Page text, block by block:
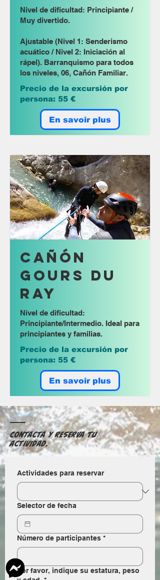
Nivel de dificultad: Principiante /
Muy divertido.
Ajustable (Nivel 1: Senderismo
acuático / Nivel 2: Iniciación al
rápel). Barranquismo para todos
los niveles, 06, Cañón Familiar.
Precio de la excursión por
persona: 55 €
En savoir plus
Cañón
Gours du
Ray
Nivel de dificultad:
Principiante/Intermedio. Ideal para
principiantes y familias.
Precio de la excursión por
persona: 55 €
En savoir plus
Contacta y reserva tu
actividad.
Actividades para reservar
Selector de fecha
Número de participantes *
Por favor, indique su estatura, peso